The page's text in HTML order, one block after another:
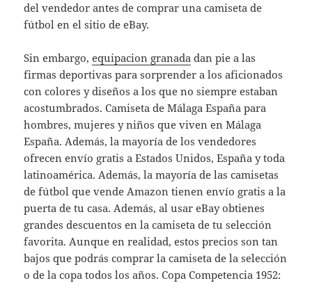
del vendedor antes de comprar una camiseta de
fútbol en el sitio de eBay.
Sin embargo,equipacion granada dan pie a las
firmas deportivas para sorprender a los aficionados
con colores y diseños a los que no siempre estaban
acostumbrados. Camiseta de Málaga España para
hombres, mujeres y niños que viven en Málaga
España. Además, la mayoría de los vendedores
ofrecen envío gratis a Estados Unidos, España y toda
latinoamérica. Además, la mayoría de las camisetas
de fútbol que vende Amazon tienen envío gratis a la
puerta de tu casa. Además, al usar eBay obtienes
grandes descuentos en la camiseta de tu selección
favorita. Aunque en realidad, estos precios son tan
bajos que podrás comprar la camiseta de la selección
o de la copa todos los años. Copa Competencia 1952: